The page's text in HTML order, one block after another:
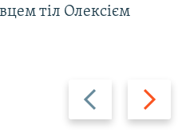
Назад Вперед
тіл Олексієм